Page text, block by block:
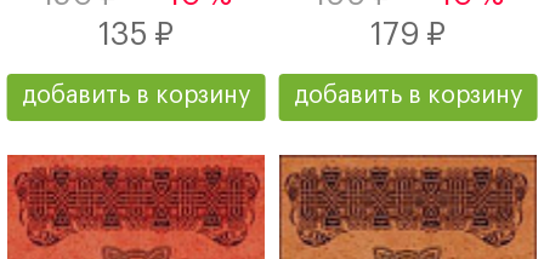
135 ₽
добавить в корзину
179 ₽
добавить в корзину